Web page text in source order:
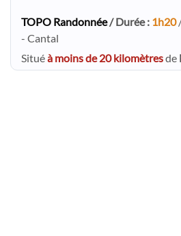
TOPO Randonnée/ Durée : 1h20
- Cantal
Situéà moins de 20 kilomètresde